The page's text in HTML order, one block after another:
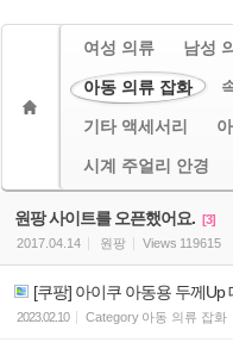
여성 의류 남성
아동 의류 잡화
기타 액세서리
시계 주얼리 안경
원팡 사이트를 오픈했어요. [3]
2017.04.14
원팡 Views 119615
[쿠팡] 아이쿠 아동용 두께Up
2023.02.10 Category 아동 의류 잡화